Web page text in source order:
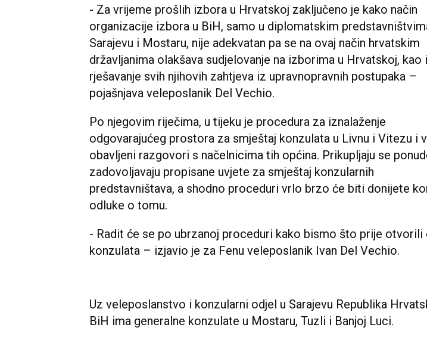
- Za vrijeme prošlih izbora u Hrvatskoj zaključeno je kako način
organizacije izbora u BiH, samo u diplomatskim
Sarajevu i Mostaru, nije adekvatan pa se na ovaj način hrvatskim
državljanima olakšava sudjelovanje na izborima u Hrvatskoj, kao i
rješavanje svih njihovih zahtjeva iz upravnopravnih postupaka –
pojašnjava veleposlanik Del Vechio.
Po njegovim riječima, u tijeku je procedura za iznalaženje
odgovarajućeg prostora za smještaj konzulata u Livnu i Vitezu i
obavljeni razgovori s načelnicima tih općina. Prikupljaju se
zadovoljavaju propisane uvjete za smještaj konzularnih
predstavništava, a shodno proceduri vrlo brzo će biti donijete
odluke o tomu.
- Radit će se po ubrzanoj proceduri kako bismo što prije otvorili
konzulata – izjavio je za Fenu veleposlanik Ivan Del Vechio.
Uz veleposlanstvo i konzularni odjel u Sarajevu Republika
BiH ima generalne konzulate u Mostaru, Tuzli i Banjoj Luci.